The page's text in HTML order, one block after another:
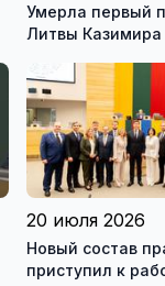
Умерла первый
Литвы Казимира
20 июля 2026
Новый состав
приступил к